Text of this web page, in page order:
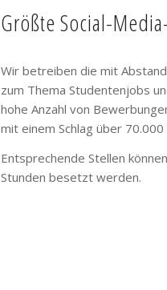
Größte Social-
Wir betreiben die mit
zum Thema Studentenjobs
hohe Anzahl von
mit einem Schlag über
Entsprechende Stellen
Stunden besetzt werden.